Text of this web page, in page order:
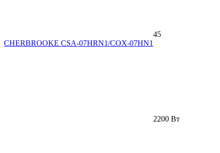
45
CHERBROOKE CSA-07HRN1/COX-07HN1
2200 Вт